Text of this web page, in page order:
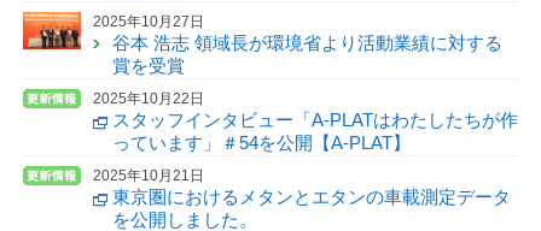
2025年10月27日
谷本 浩志 領域長が環境省より活動業績に対する
賞を受賞
2025年10月22日
スタッフインタビュー「A-PLATはわたしたちが作
っています」＃54を公開【A-PLAT】
2025年10月21日
東京圏におけるメタンとエタンの車載測定データ
を公開しました。